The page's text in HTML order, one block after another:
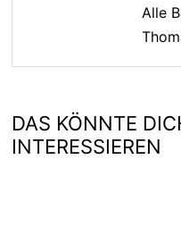
Alle
DAS KÖNNTE
INTERESSIEREN